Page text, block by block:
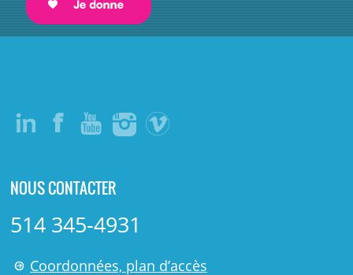
NOUS CONTACTER
514 345-4931
Coordonnées, plan d’accès